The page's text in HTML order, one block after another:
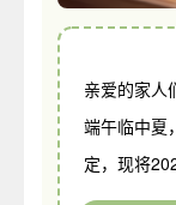
亲爱的家人
端午临中夏
定，现将